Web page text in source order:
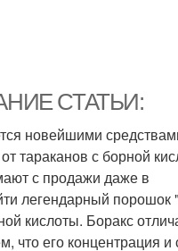
СТАТЬИ:
новейшими
тараканов с борной
с продажи даже в
легендарный порошок
кислоты. Боракс
его концентрация и